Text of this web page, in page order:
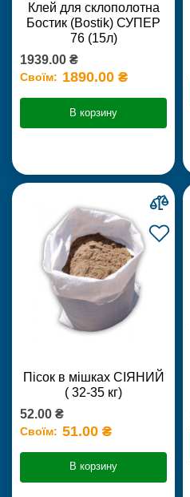
Клей для склополотна
Бостик (Bostik) СУПЕР
76 (15л)
1939.00 ₴
Своїм: 1890.00 ₴
В корзину
Пісок в мішках СІЯНИЙ
( 32-35 кг)
52.00 ₴
Своїм: 51.00 ₴
В корзину